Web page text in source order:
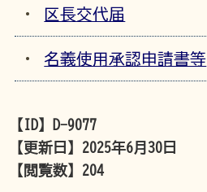
区長交代届
名義使用承認申請書等
【ID】
D-9077
【更新日】 2025年6月30日
【閲覧数】 204